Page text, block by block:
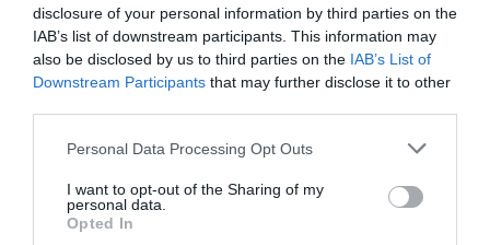
disclosure of your personal information by third parties on the
IAB’s list of downstream participants. This information may
also be disclosed by us to third parties on the IAB’s List of
Downstream Participants that may further disclose it to other
Please note that this website/app uses one or more Google
not limited to your visit or usage behaviour. You may click to
grant or deny consent to Google and its third-party tags to
use your data for below specified purposes in below Google
Personal Data Processing Opt Outs
I want to opt-out of the Sharing of my
personal data.
Opted In